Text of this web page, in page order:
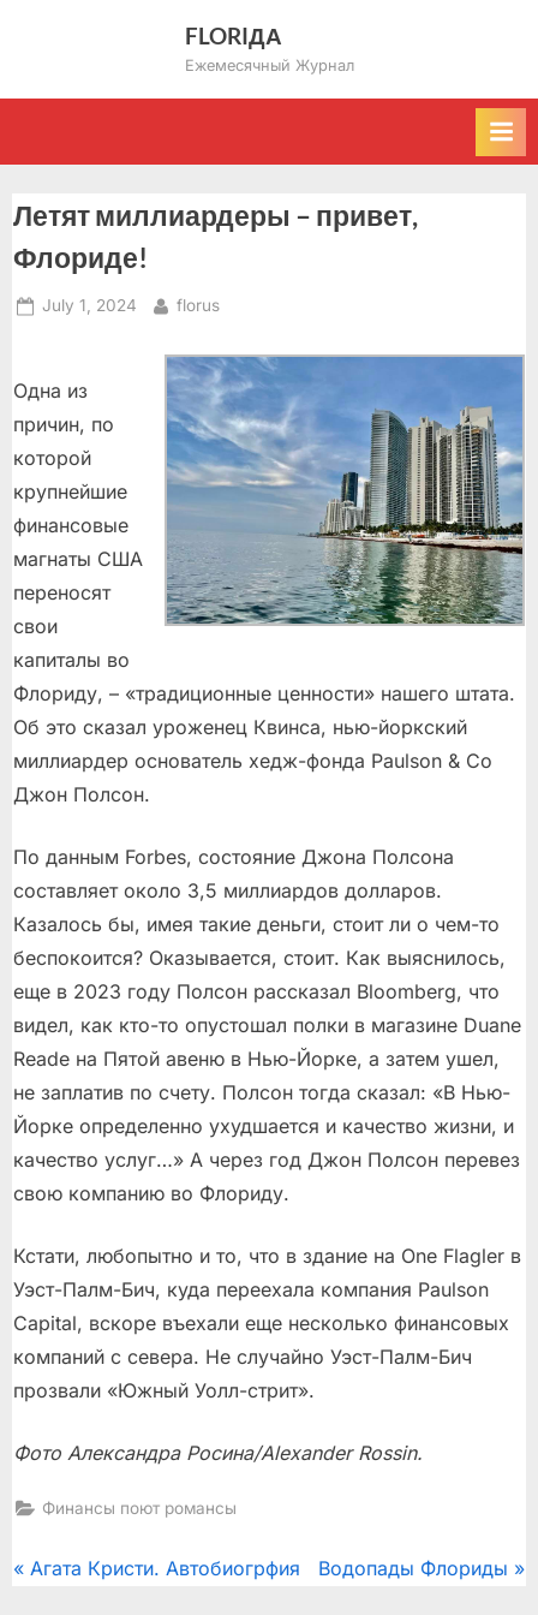
FLORIДА
Ежемесячный Журнал
Летят миллиардеры – привет,
Флориде!
Posted
July 1, 2024 By
florus
Одна из
причин, по
которой
крупнейшие
финансовые
магнаты США
переносят
свои
капиталы во
Флориду, – «традиционные ценности» нашего штата.
Об это сказал уроженец Квинса, нью-йоркский
миллиардер основатель хедж-фонда Paulson & Co
Джон Полсон.
По данным Forbes, состояние Джона Полсона
составляет около 3,5 миллиардов долларов.
Казалось бы, имея такие деньги, стоит ли о чем-то
беспокоится? Оказывается, стоит. Как выяснилось,
еще в 2023 году Полсон рассказал Bloomberg, что
видел, как кто-то опустошал полки в магазине Duane
Reade на Пятой авеню в Нью-Йорке, а затем ушел,
не заплатив по счету. Полсон тогда сказал: «В Нью-
Йорке определенно ухудшается и качество жизни, и
качество услуг…» А через год Джон Полсон перевез
свою компанию во Флориду.
Кстати, любопытно и то, что в здание на One Flagler в
Уэст-Палм-Бич, куда переехала компания Paulson
Capital, вскоре въехали еще несколько финансовых
компаний с севера. Не случайно Уэст-Палм-Бич
прозвали «Южный Уолл-стрит».
Фото Александра Росина/Alexander Rossin.
Финансы поют романсы
Post
P
Агата Кристи. Автобиогрфия
N
Водопады Флориды